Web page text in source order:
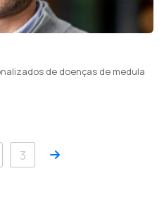
de doenças de medula
3 Próximo